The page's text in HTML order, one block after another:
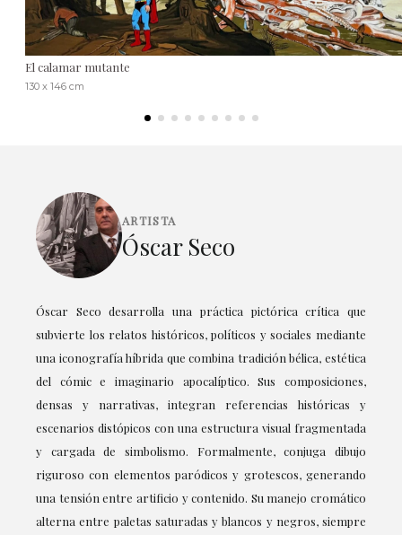
El calamar mutante
130 x 146 cm
ARTISTA
Óscar Seco
Óscar Seco desarrolla una práctica pictórica crítica que
subvierte los relatos históricos, políticos y sociales mediante
una iconografía híbrida que combina tradición bélica, estética
del cómic e imaginario apocalíptico. Sus composiciones,
densas y narrativas, integran referencias históricas y
escenarios distópicos con una estructura visual fragmentada
y cargada de simbolismo. Formalmente, conjuga dibujo
riguroso con elementos paródicos y grotescos, generando
una tensión entre artificio y contenido. Su manejo cromático
alterna entre paletas saturadas y blancos y negros, siempre